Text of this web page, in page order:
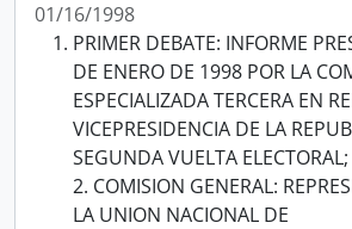
01/16/1998
PRIMER DEBATE: INFORME
DE ENERO DE 1998 POR LA
ESPECIALIZADA TERCERA EN
VICEPRESIDENCIA DE LA
SEGUNDA VUELTA
2. COMISION GENERAL:
LA UNION NACIONAL DE